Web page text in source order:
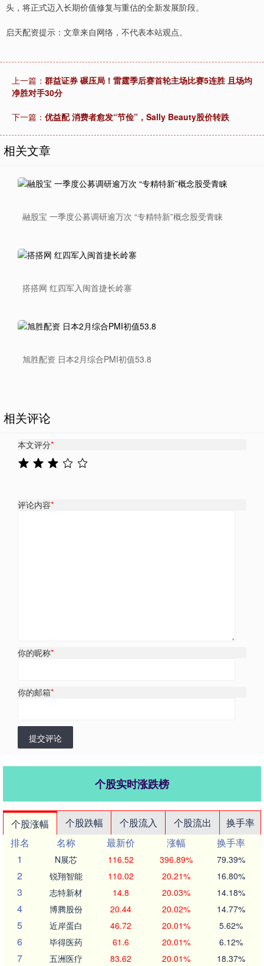
头，将正式迈入长期价值修复与重估的全新发展阶段。
启天配资提示：文章来自网络，不代表本站观点。
上一篇： 群益证券 碾压局！雷霆季后赛首轮主场比赛5连胜 且场均
净胜对手30分
下一篇： 优益配 消费者愈发“节俭”，Sally Beauty股价转跌
相关文章
融股宝 一季度公募调研逾万次 “专精特新”概念股受青睐
搭搭网 红四军入闽首捷长岭寨
旭胜配资 日本2月综合PMI初值53.8
相关评论
本文评分*
评论内容*
你的昵称*
你的邮箱*
提交评论
个股实时涨跌榜
个股涨幅 个股跌幅 个股流入 个股流出
换手率
排名
名称 最新价 涨幅
换手率
1
N展芯 116.52 396.89% 79.39%
2 锐翔智能 110.02 20.21% 16.80%
3 志特新材 14.8 20.03% 14.18%
4 博腾股份 20.44 20.02% 14.77%
5 近岸蛋白 46.72 20.01% 5.62%
6 毕得医药 61.6 20.01% 6.12%
7 五洲医疗 83.62 20.01% 18.37%